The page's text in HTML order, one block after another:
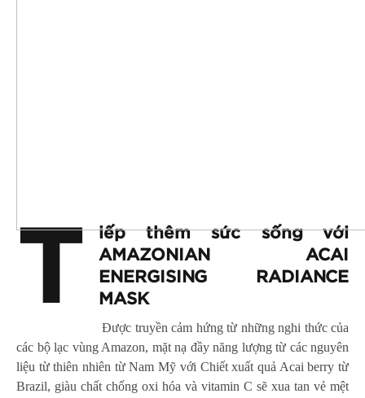
T
iếp thêm sức sống với
AMAZONIAN ACAI
ENERGISING RADIANCE
MASK
Được truyền cảm hứng từ những nghi thức của
các bộ lạc vùng Amazon, mặt nạ đầy năng lượng từ các nguyên
liệu từ thiên nhiên từ Nam Mỹ với Chiết xuất quả Acai berry từ
Brazil, giàu chất chống oxi hóa và vitamin C sẽ xua tan vẻ mệt